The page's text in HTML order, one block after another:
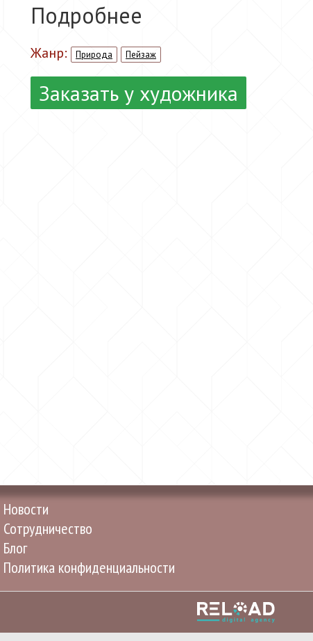
Подробнее
Жанр: Природа Пейзаж
Заказать у художника
Новости
Сотрудничество
Блог
Политика конфиденциальности